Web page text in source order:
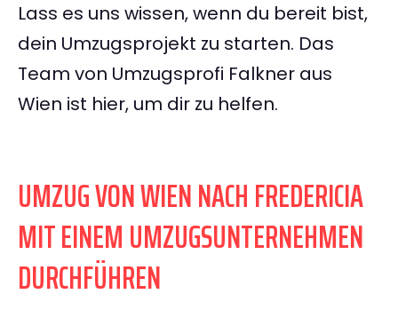
Lass es uns wissen, wenn du bereit bist,
dein Umzugsprojekt zu starten. Das
Team von Umzugsprofi Falkner aus
Wien ist hier, um dir zu helfen.
UMZUG VON WIEN NACH FREDERICIA
MIT EINEM UMZUGSUNTERNEHMEN
DURCHFÜHREN